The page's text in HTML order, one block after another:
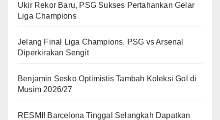
Ukir Rekor Baru, PSG Sukses Pertahankan Gelar
Liga Champions
Jelang Final Liga Champions, PSG vs Arsenal
Diperkirakan Sengit
Benjamin Sesko Optimistis Tambah Koleksi Gol di
Musim 2026/27
RESMI! Barcelona Tinggal Selangkah Dapatkan